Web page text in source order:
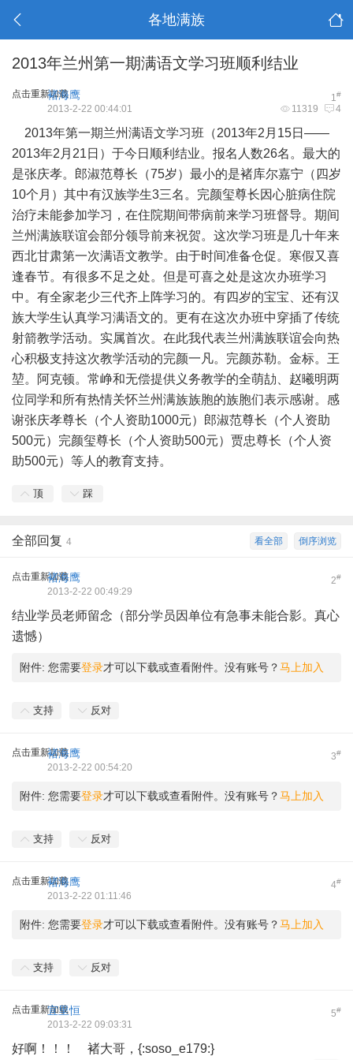
各地满族
2013年兰州第一期满语文学习班顺利结业
点击重新加载 1#
褚海鹰
11319 4
2013-2-22 00:44:01
2013年第一期兰州满语文学习班（2013年2月15日——
2013年2月21日）于今日顺利结业。报名人数26名。最大的
是张庆孝。郎淑范尊长（75岁）最小的是褚库尔嘉宁（四岁
10个月）其中有汉族学生3三名。完颜玺尊长因心脏病住院
治疗未能参加学习，在住院期间带病前来学习班督导。期间
兰州满族联谊会部分领导前来祝贺。这次学习班是几十年来
西北甘肃第一次满语文教学。由于时间准备仓促。寒假又喜
逢春节。有很多不足之处。但是可喜之处是这次办班学习
中。有全家老少三代齐上阵学习的。有四岁的宝宝、还有汉
族大学生认真学习满语文的。更有在这次办班中穿插了传统
射箭教学活动。实属首次。在此我代表兰州满族联谊会向热
心积极支持这次教学活动的完颜一凡。完颜苏勒。金标。王
堃。阿克顿。常峥和无偿提供义务教学的全萌劼、赵曦明两
位同学和所有热情关怀兰州满族族胞的族胞们表示感谢。感
谢张庆孝尊长（个人资助1000元）郎淑范尊长（个人资助
500元）完颜玺尊长（个人资助500元）贾忠尊长（个人资
助500元）等人的教育支持。
顶 踩
倒序浏览
看全部
全部回复 4
点击重新加载 2#
褚海鹰
2013-2-22 00:49:29
结业学员老师留念（部分学员因单位有急事未能合影。真心
遗憾）
附件: 您需要登录才可以下载或查看附件。没有账号？马上加入
支持 反对
点击重新加载 3#
褚海鹰
2013-2-22 00:54:20
附件: 您需要登录才可以下载或查看附件。没有账号？马上加入
支持 反对
点击重新加载 4#
褚海鹰
2013-2-22 01:11:46
附件: 您需要登录才可以下载或查看附件。没有账号？马上加入
支持 反对
点击重新加载 5#
宜里恒
2013-2-22 09:03:31
好啊！！！ 褚大哥，{:soso_e179:}